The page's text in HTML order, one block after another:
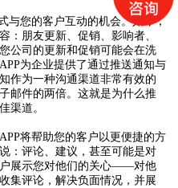
与您的客户互动的机会。如今，
：朋友更新、促销、影响者、
公司的更新和促销可能会在洗
为企业提供了通过推送通知与
作为一种沟通渠道非常有效的
邮件的两倍。这就是为什么推
渠道。
将帮助您的客户以更便捷的方
：评论、建议，甚至可能是对
展示您对他们的关心——对他
集评论，解决负面情况，并展